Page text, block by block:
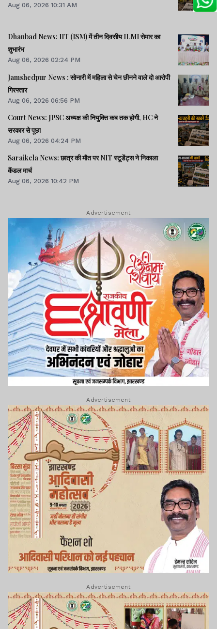
Aug 06, 2026 10:31 AM
Dhanbad News: IIT (ISM) में तीन दिवसीय ILMI सेमार का
शुभारंभ
Aug 06, 2026 02:24 PM
Jamshedpur News : सोनारी में महिला से चेन छीनने वाले दो आरोपी
गिरफ्तार
Aug 06, 2026 06:56 PM
Court News: JPSC अध्यक्ष की नियुक्ति कब तक होगी, HC ने
सरकार से पूछा
Aug 06, 2026 04:24 PM
Saraikela News: छात्र की मौत पर NIT स्टूडेंट्स ने निकाला
कैंडल मार्च
Aug 06, 2026 10:42 PM
Advertisement
Advertisement
Advertisement